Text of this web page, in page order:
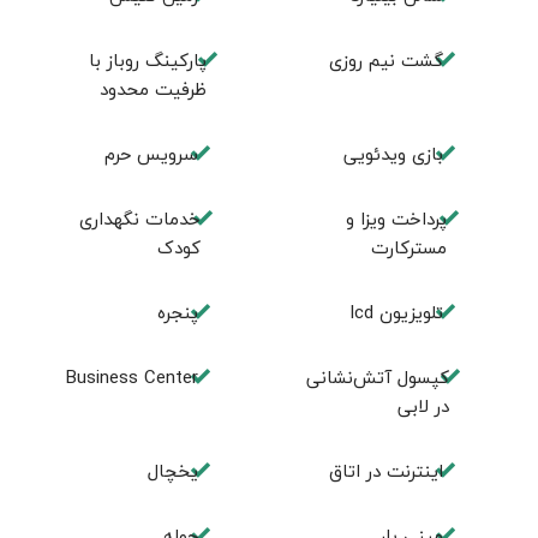
گشت نیم روزی
پارکینگ روباز با
ظرفیت محدود
بازی ویدئویی سرویس حرم
پرداخت ویزا و
مسترکارت
خدمات نگهداری
کودک
تلویزیون lcd پنجره
کپسول آتش‌نشانی
در لابی
Business Center
اینترنت در اتاق یخچال